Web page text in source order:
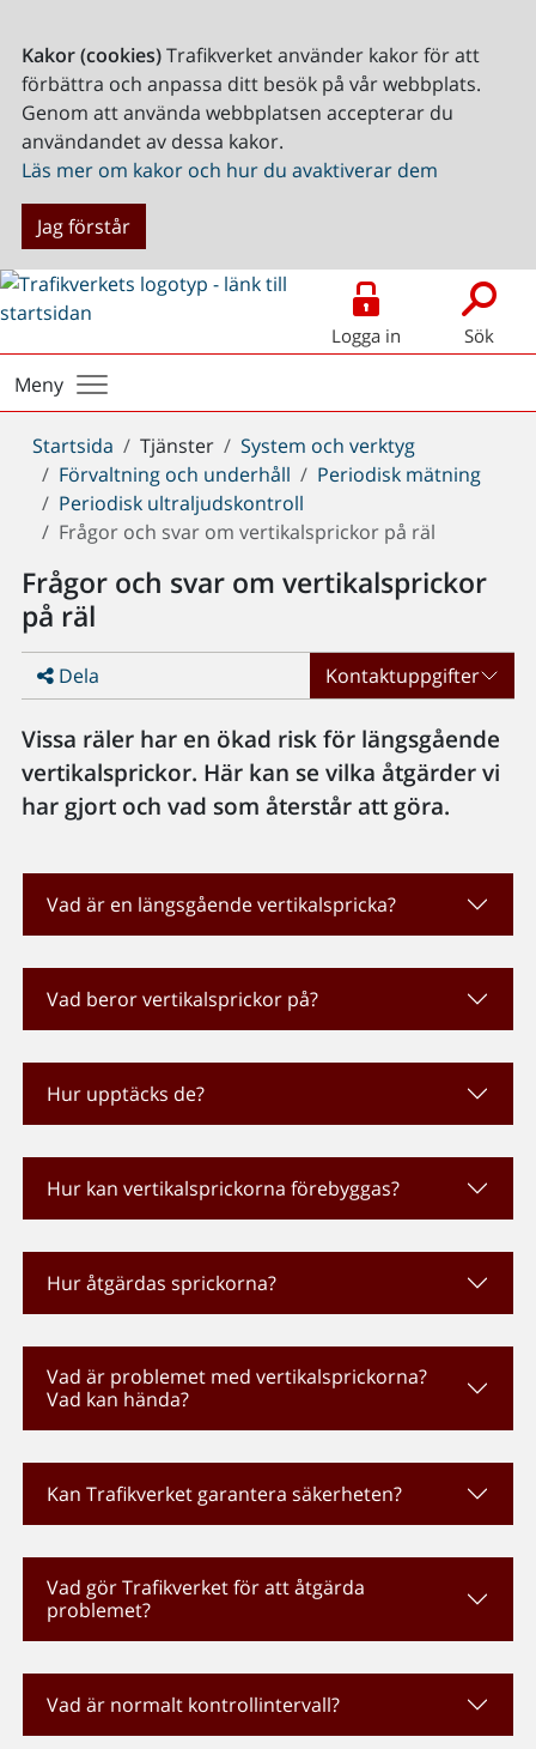
Kakor (cookies)Trafikverket använder kakor för att
förbättra och anpassa ditt besök på vår webbplats.
Genom att använda webbplatsen accepterar du
användandet av dessa kakor.
Läs mer om kakor och hur du avaktiverar dem
Jag förstår
Logga in Sök
Meny
Du
är
här:
Startsida Tjänster
System och verktyg
Förvaltning och underhåll
Periodisk mätning
Periodisk ultraljudskontroll
Frågor och svar om vertikalsprickor på räl
Frågor och svar om vertikalsprickor
på räl
Dela Kontaktuppgifter
Vissa räler har en ökad risk för längsgående
vertikalsprickor. Här kan se vilka åtgärder vi
har gjort och vad som återstår att göra.
Vad är en längsgående vertikalspricka?
Vad beror vertikalsprickor på?
Hur upptäcks de?
Hur kan vertikalsprickorna förebyggas?
Hur åtgärdas sprickorna?
Vad är problemet med vertikalsprickorna?
Vad kan hända?
Kan Trafikverket garantera säkerheten?
Vad gör Trafikverket för att åtgärda
problemet?
Vad är normalt kontrollintervall?